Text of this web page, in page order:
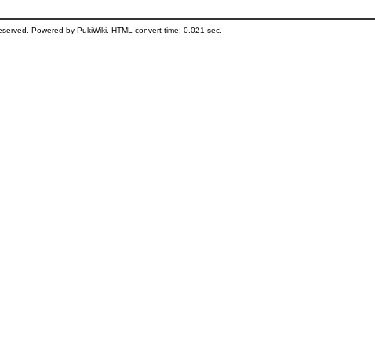
Powered by PukiWiki. HTML convert time: 0.021 sec.